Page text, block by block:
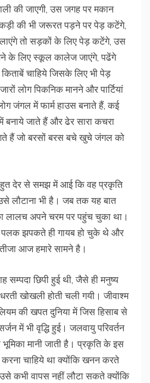
की जाएगी, उस जगह पर मकान
की भी जरूरत पड़ने पर पेड़ कटेंगे,
तो सड़कों के लिए पेड़ कटेंगे, उस
के लिए स्कूल कालेज जाएंगे, पढेंगे
चाहिये जिसके लिए भी पेड़
लोग पिकनिक मानने और पार्टियां
जंगल में फार्म हाउस बनाते हैं, कई
जाते हैं और ढेर सारा कचरा
हैं जो बरसों बरस बचे खुचे जंगल को
देर से समझ में आई कि वह प्रकृति
लौटाना भी है। जब तक यह बात
अपने चरम पर पहुंच चुका था।
झपकते ही गायब हो चुके थे और
आज हमारे सामने है।
सम्पदा छिपी हुई थी, जैसे ही मनुष्य
खोखली होती चली गयी। जीवाश्म
की खपत दुनिया में जिस हिसाब से
में भी वृद्धि हुई। जलवायु परिवर्तन
भूमिका मानी जाती है। प्रकृति के इस
करना चाहिये था क्योंकि खनन करते
कभी वापस नहीं लौटा सकते क्योंकि